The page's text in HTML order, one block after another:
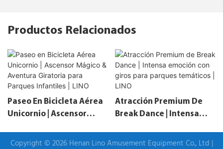
Productos Relacionados
Paseo En Bicicleta Aérea
Unicornio | Ascensor
Giratoria Para Parques
Atracción Premium De
Break Dance | Intensa
Parques Temáticos | LINO
Copyright © 2026 Henan Lino Amusement Equipment Co., Ltd |